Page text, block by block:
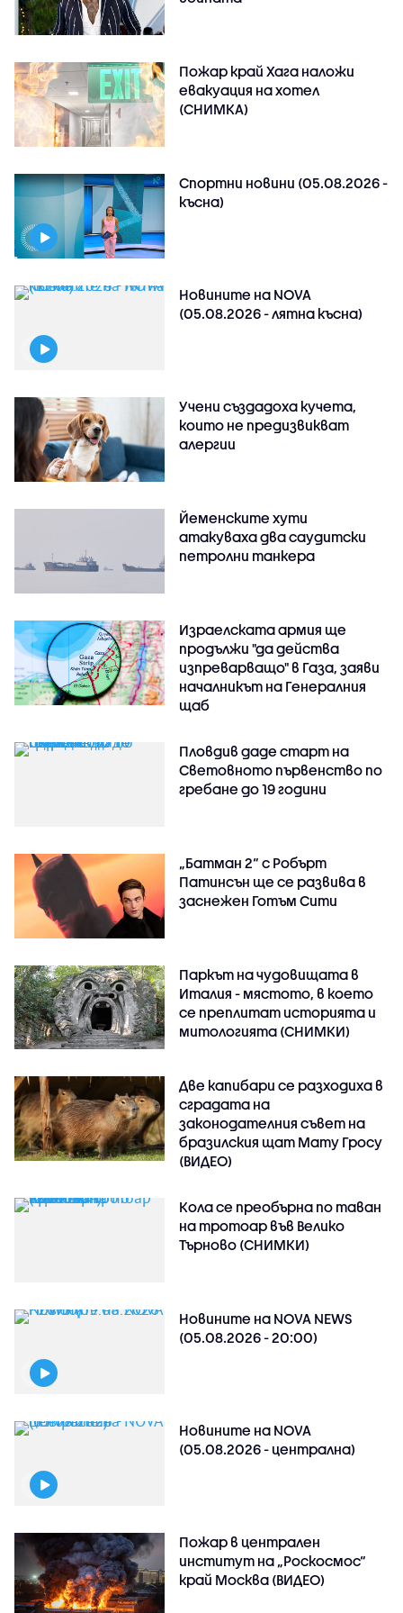
Пожар край Хага наложи
евакуация на хотел
(СНИМКА)
Спортни новини (05.08.2026 -
късна)
Новините на NOVA
(05.08.2026 - лятна късна)
Учени създадоха кучета,
които не предизвикват
алергии
Йеменските хути
атакуваха два саудитски
петролни танкера
Израелската армия ще
продължи "да действа
изпреварващо" в Газа, заяви
началникът на Генералния
щаб
Пловдив даде старт на
Световното първенство по
гребане до 19 години
„Батман 2“ с Робърт
Патинсън ще се развива в
заснежен Готъм Сити
Паркът на чудовищата в
Италия - мястото, в което
се преплитат историята и
митологията (СНИМКИ)
Две капибари се разходиха в
сградата на
законодателния съвет на
бразилския щат Мату Гросу
(ВИДЕО)
Кола се преобърна по таван
на тротоар във Велико
Търново (СНИМКИ)
Новините на NOVA NEWS
(05.08.2026 - 20:00)
Новините на NOVA
(05.08.2026 - централна)
Пожар в централен
институт на „Роскосмос“
край Москва (ВИДЕО)